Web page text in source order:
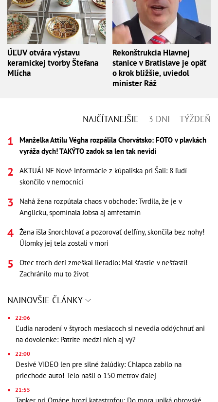
ÚĽUV otvára výstavu
keramickej tvorby Štefana
Mlícha
Rekonštrukcia Hlavnej
stanice v Bratislave je opäť
o krok bližšie, uviedol
minister Ráž
NAJČÍTANEJŠIE 3 DNI TÝŽDEŇ
Manželka Attilu Végha rozpálila Chorvátsko: FOTO v plavkách
vyráža dych! TAKÝTO zadok sa len tak nevidí
AKTUÁLNE Nové informácie z kúpaliska pri Šali: 8 ľudí
skončilo v nemocnici
Nahá žena rozpútala chaos v obchode: Tvrdila, že je v
Anglicku, spomínala Jobsa aj amfetamín
Žena išla šnorchlovať a pozorovať delfíny, skončila bez nohy!
Úlomky jej tela zostali v mori
Otec troch detí zmeškal lietadlo: Mal šťastie v nešťastí!
Zachránilo mu to život
NAJNOVŠIE ČLÁNKY
22:06
Ľudia narodení v štyroch mesiacoch si nevedia oddýchnuť ani
na dovolenke: Patríte medzi nich aj vy?
22:00
Desivé VIDEO len pre silné žalúdky: Chlapca zabilo na
priechode auto! Telo našli o 150 metrov ďalej
21:55